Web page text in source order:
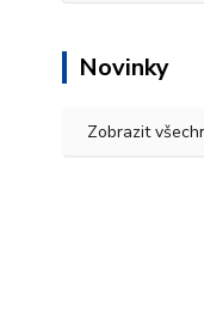
Novinky
Zobrazit